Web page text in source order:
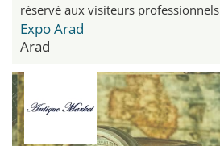
réservé aux visiteurs professionnels
Expo Arad
Arad